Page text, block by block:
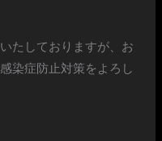
たしておりますが、お
染症防止対策をよろし